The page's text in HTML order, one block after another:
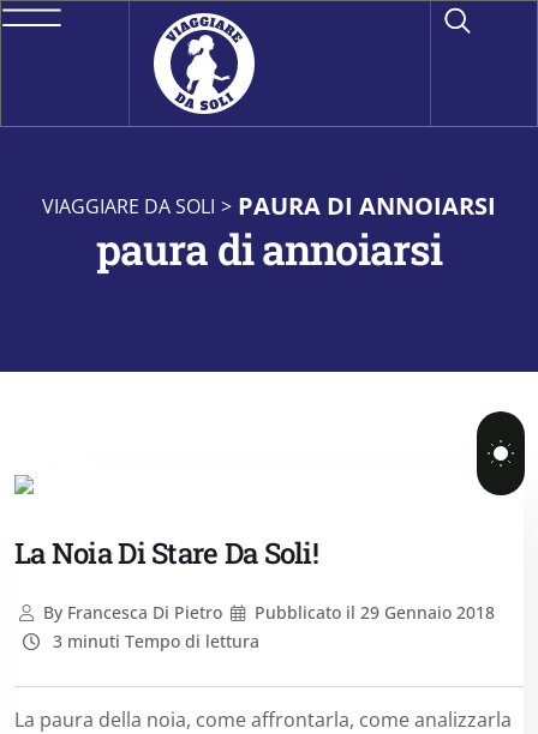
VIAGGIARE DA SOLI > PAURA DI ANNOIARSI
paura di annoiarsi
La Noia Di Stare Da Soli!
ByFrancesca Di Pietro Pubblicato il 29 Gennaio 2018
3 minuti Tempo di lettura
La paura della noia, come affrontarla, come analizzarla